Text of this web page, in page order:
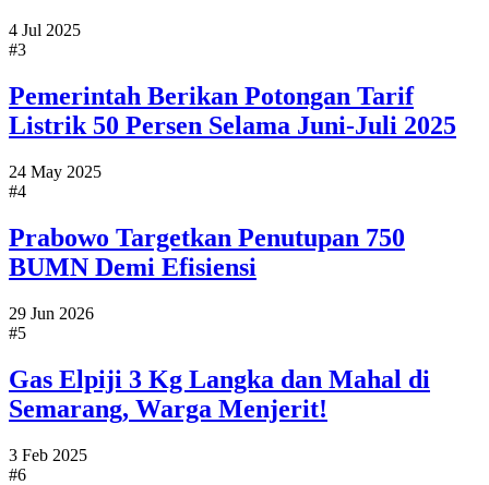
4 Jul 2025
#3
Pemerintah Berikan Potongan Tarif
Listrik 50 Persen Selama Juni-Juli 2025
24 May 2025
#4
Prabowo Targetkan Penutupan 750
BUMN Demi Efisiensi
29 Jun 2026
#5
Gas Elpiji 3 Kg Langka dan Mahal di
Semarang, Warga Menjerit!
3 Feb 2025
#6